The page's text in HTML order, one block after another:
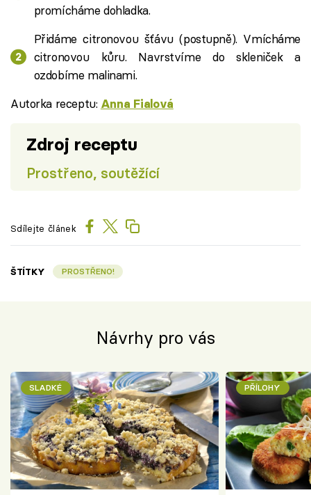
promícháme dohladka.
Přidáme citronovou šťávu (postupně). Vmícháme
citronovou kůru. Navrstvíme do skleniček a
ozdobíme malinami.
Autorka receptu: Anna Fialová
Zdroj receptu
Prostřeno, soutěžící
Sdílejte článek
ŠTÍTKY PROSTŘENO!
Návrhy pro vás
SLADKÉ PŘÍLOHY